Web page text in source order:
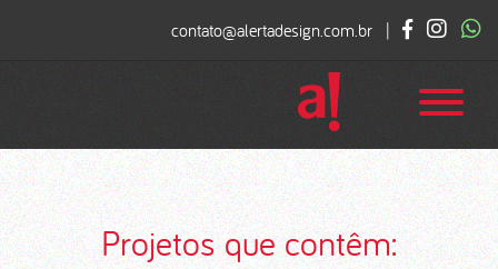
contato@alertadesign.com.br |
Projetos que contêm: